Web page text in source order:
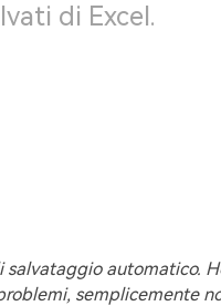
di Excel.
salvataggio automatico.
semplicemente